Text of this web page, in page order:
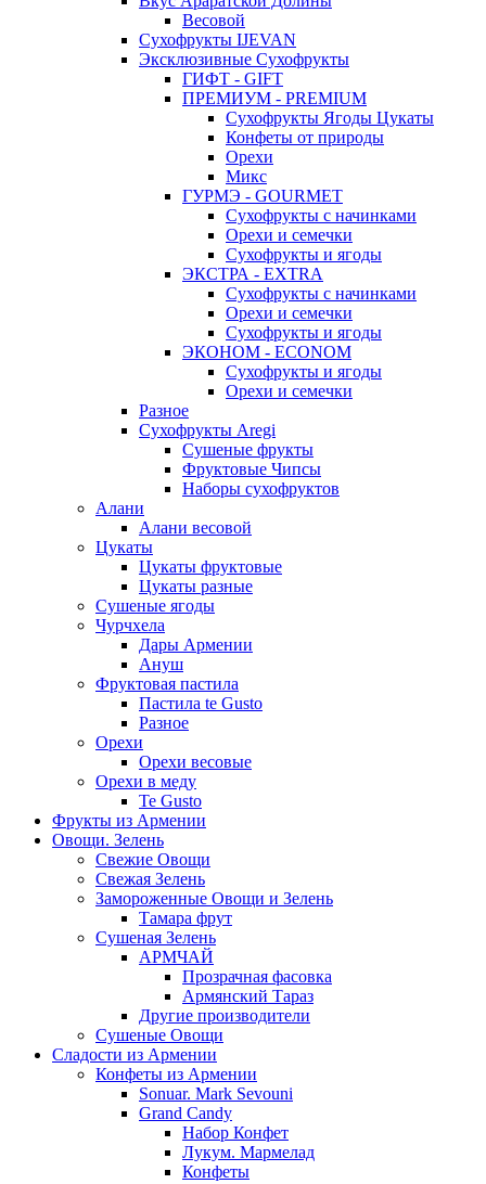
Весовой
Сухофрукты IJEVAN
Эксклюзивные Сухофрукты
ГИФТ - GIFT
ПРЕМИУМ - PREMIUM
Сухофрукты Ягоды Цукаты
Конфеты от природы
Орехи
Микс
ГУРМЭ - GOURMET
Сухофрукты с начинками
Орехи и семечки
Сухофрукты и ягоды
ЭКСТРА - EXTRA
Сухофрукты с начинками
Орехи и семечки
Сухофрукты и ягоды
ЭКОНОМ - ECONOM
Сухофрукты и ягоды
Орехи и семечки
Разное
Сухофрукты Aregi
Сушеные фрукты
Фруктовые Чипсы
Наборы сухофруктов
Алани
Алани весовой
Цукаты
Цукаты фруктовые
Цукаты разные
Сушеные ягоды
Чурчхела
Дары Армении
Ануш
Фруктовая пастила
Пастила te Gusto
Разное
Орехи
Орехи весовые
Орехи в меду
Te Gusto
Фрукты из Армении
Овощи. Зелень
Свежие Овощи
Свежая Зелень
Замороженные Овощи и Зелень
Тамара фрут
Сушеная Зелень
АРМЧАЙ
Прозрачная фасовка
Армянский Тараз
Другие производители
Сушеные Овощи
Сладости из Армении
Конфеты из Армении
Sonuar. Mark Sevouni
Grand Candy
Набор Конфет
Лукум. Мармелад
Конфеты